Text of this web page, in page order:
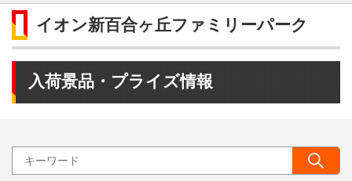
イオン新百合ヶ丘ファミリーパーク
入荷景品・プライズ情報